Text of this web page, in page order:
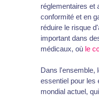
réglementaires et
conformité et en
réduire le risque
important dans
médicaux, où le
Dans l'ensemble,
essentiel pour les
mondial actuel,